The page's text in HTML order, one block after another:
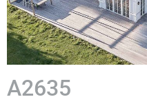
A2635